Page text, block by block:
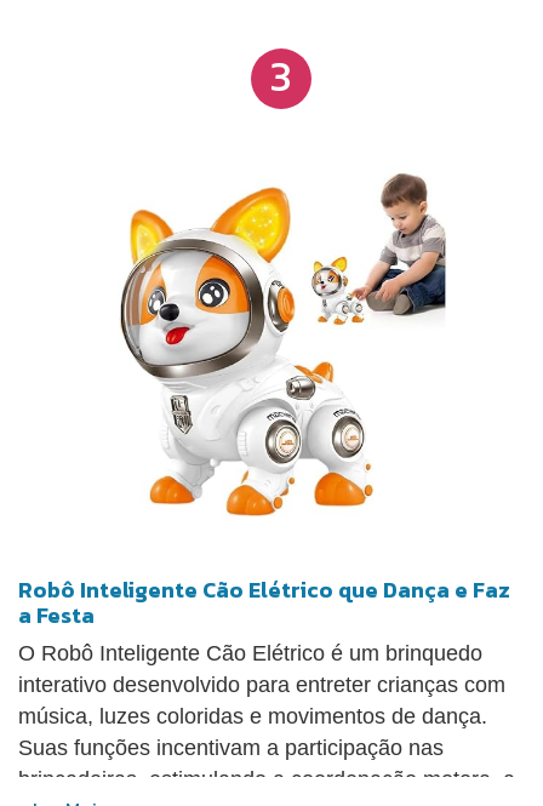
transportar e adequado para diferentes modos de
brincadeira, como corridas, truques e interações no
3
Robô Inteligente Cão Elétrico que Dança e Faz
a Festa
O Robô Inteligente Cão Elétrico é um brinquedo
interativo desenvolvido para entreter crianças com
música, luzes coloridas e movimentos de dança.
Suas funções incentivam a participação nas
brincadeiras, estimulando a coordenação motora, a